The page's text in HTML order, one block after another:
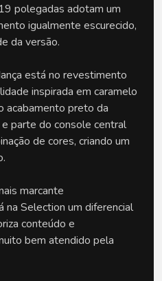
polegadas adotam um
igualmente escurecido,
da versão.
está no revestimento
inspirada em caramelo
acabamento preto da
parte do console central
de cores, criando um
marcante
na Selection um diferencial
conteúdo e
bem atendido pela